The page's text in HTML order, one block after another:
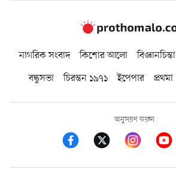
নাগরিক সংবাদ কিশোর আলো বিজ্ঞানচিন্তা
বন্ধুসভা
চিরন্তন ১৯৭১ ইপেপার প্রথমা
অনুসরণ করুন